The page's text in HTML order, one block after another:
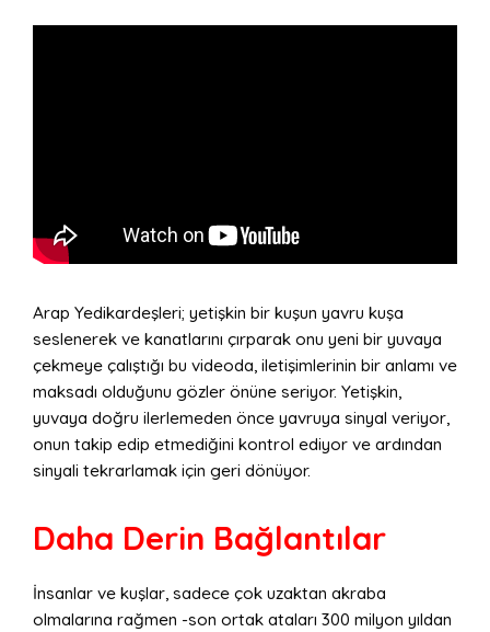
Arap Yedikardeşleri; yetişkin bir kuşun yavru kuşa
seslenerek ve kanatlarını çırparak onu yeni bir yuvaya
çekmeye çalıştığı bu videoda, iletişimlerinin bir anlamı ve
maksadı olduğunu gözler önüne seriyor. Yetişkin,
yuvaya doğru ilerlemeden önce yavruya sinyal veriyor,
onun takip edip etmediğini kontrol ediyor ve ardından
sinyali tekrarlamak için geri dönüyor.
Daha Derin Bağlantılar
İnsanlar ve kuşlar, sadece çok uzaktan akraba
olmalarına rağmen -son ortak ataları 300 milyon yıldan